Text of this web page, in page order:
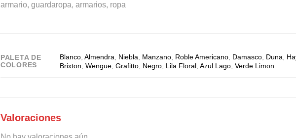
armario, guardaropa, armarios, ropa
PALETA DE
COLORES
Blanco,Almendra, Niebla, Manzano, Roble Americano, Damasco, Duna,
Brixton,Wengue,Grafitto, Negro, Lila Floral,Azul Lago,Verde Limon
Valoraciones